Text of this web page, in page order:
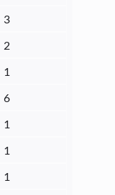
3
2
1
6
1
1
1